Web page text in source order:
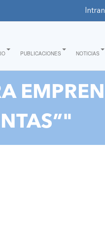
PUBLICACIONES NOTICIAS